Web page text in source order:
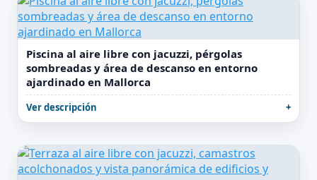
Piscina al aire libre con jacuzzi, pérgolas
sombreadas y área de descanso en entorno
ajardinado en Mallorca
Ver descripción